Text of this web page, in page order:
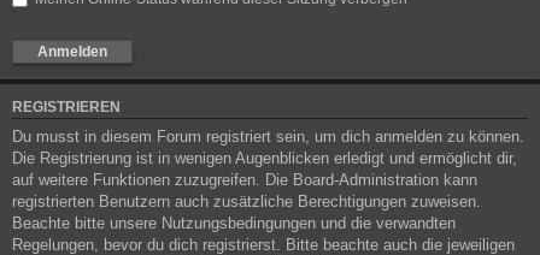
REGISTRIEREN
Du musst in diesem Forum registriert sein, um dich anmelden zu können.
Die Registrierung ist in wenigen Augenblicken erledigt und ermöglicht dir,
auf weitere Funktionen zuzugreifen. Die Board-Administration kann
registrierten Benutzern auch zusätzliche Berechtigungen zuweisen.
Beachte bitte unsere Nutzungsbedingungen und die verwandten
Regelungen, bevor du dich registrierst. Bitte beachte auch die jeweiligen